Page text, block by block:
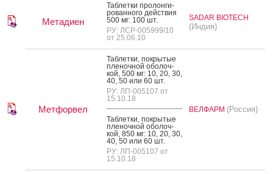
Метадиен
Таб­летки про­лон­ги­
рован­но­го дей­ствия
500 мг: 100 шт.
РУ: ЛСР-005999/10
от 25.06.10
SADAR BIOTECH
(Индия)
Метфорвел
Таб­летки, пок­ры­тые
пле­ноч­ной обо­лоч­
кой, 500 мг: 10, 20, 30,
40, 50 или 60 шт.
РУ: ЛП-005107 от
15.10.18
Таб­летки, пок­ры­тые
пле­ноч­ной обо­лоч­
кой, 850 мг: 10, 20, 30,
40, 50 или 60 шт.
РУ: ЛП-005107 от
15.10.18
ВЕЛФАРМ (Россия)